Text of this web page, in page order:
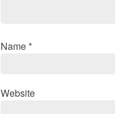
Name *
Website